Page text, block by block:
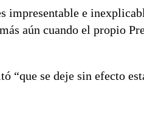
impresentable e
aún cuando el propio
se deje sin efecto